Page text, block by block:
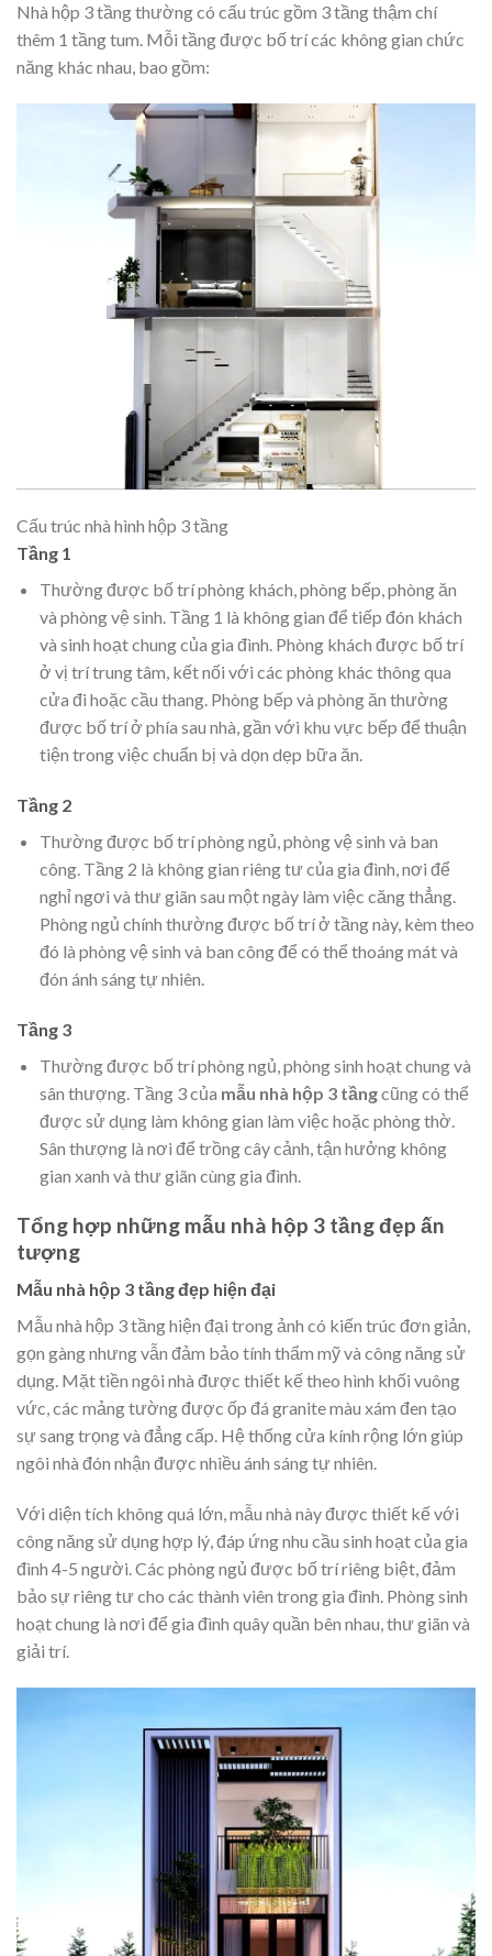
Nhà hộp 3 tầng thường có cấu trúc gồm 3 tầng thậm chí
thêm 1 tầng tum. Mỗi tầng được bố trí các không gian chức
năng khác nhau, bao gồm:
Cấu trúc nhà hình hộp 3 tầng
Tầng 1
Thường được bố trí phòng khách, phòng bếp, phòng ăn
và phòng vệ sinh. Tầng 1 là không gian để tiếp đón khách
và sinh hoạt chung của gia đình. Phòng khách được bố trí
ở vị trí trung tâm, kết nối với các phòng khác thông qua
cửa đi hoặc cầu thang. Phòng bếp và phòng ăn thường
được bố trí ở phía sau nhà, gần với khu vực bếp để thuận
tiện trong việc chuẩn bị và dọn dẹp bữa ăn.
Tầng 2
Thường được bố trí phòng ngủ, phòng vệ sinh và ban
công. Tầng 2 là không gian riêng tư của gia đình, nơi để
nghỉ ngơi và thư giãn sau một ngày làm việc căng thẳng.
Phòng ngủ chính thường được bố trí ở tầng này, kèm theo
đó là phòng vệ sinh và ban công để có thể thoáng mát và
đón ánh sáng tự nhiên.
Tầng 3
Thường được bố trí phòng ngủ, phòng sinh hoạt chung và
sân thượng. Tầng 3 của mẫu nhà hộp 3 tầngcũng có thể
được sử dụng làm không gian làm việc hoặc phòng thờ.
Sân thượng là nơi để trồng cây cảnh, tận hưởng không
gian xanh và thư giãn cùng gia đình.
Tổng hợp những mẫu nhà hộp 3 tầng đẹp ấn
tượng
Mẫu nhà hộp 3 tầng đẹp hiện đại
Mẫu nhà hộp 3 tầng hiện đại trong ảnh có kiến trúc đơn giản,
gọn gàng nhưng vẫn đảm bảo tính thẩm mỹ và công năng sử
dụng. Mặt tiền ngôi nhà được thiết kế theo hình khối vuông
vức, các mảng tường được ốp đá granite màu xám đen tạo
sự sang trọng và đẳng cấp. Hệ thống cửa kính rộng lớn giúp
ngôi nhà đón nhận được nhiều ánh sáng tự nhiên.
Với diện tích không quá lớn, mẫu nhà này được thiết kế với
công năng sử dụng hợp lý, đáp ứng nhu cầu sinh hoạt của gia
đình 4-5 người. Các phòng ngủ được bố trí riêng biệt, đảm
bảo sự riêng tư cho các thành viên trong gia đình. Phòng sinh
hoạt chung là nơi để gia đình quây quần bên nhau, thư giãn và
giải trí.